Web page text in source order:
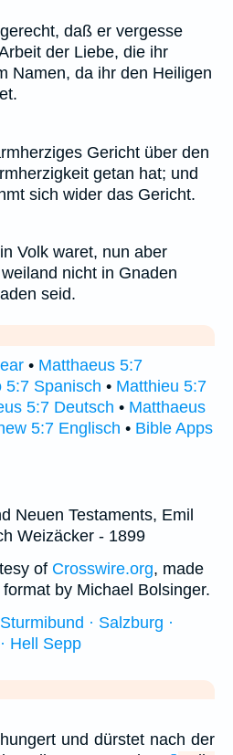
daß er vergesse
der Liebe, die ihr
Namen, da ihr den Heiligen
Gericht über den
getan hat; und
sich wider das Gericht.
Volk waret, nun aber
nicht in Gnaden
seid.
• Matthaeus 5:7
5:7 Spanisch • Matthieu 5:7
5:7 Deutsch • Matthaeus
5:7 Englisch • Bible Apps
Neuen Testaments, Emil
Weizäcker - 1899
of Crosswire.org, made
by Michael Bolsinger.
· Salzburg ·
Hell Sepp
und dürstet nach der